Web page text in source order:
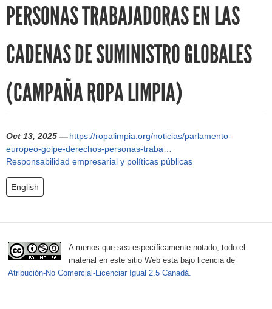
PERSONAS TRABAJADORAS EN LAS
CADENAS DE SUMINISTRO GLOBALES
(CAMPAÑA ROPA LIMPIA)
Oct 13, 2025 —https://ropalimpia.org/noticias/parlamento-
europeo-golpe-derechos-personas-traba…
Responsabilidad empresarial y políticas públicas
English
c
h
f
o
m
A menos que sea específicamente notado, todo el
material en este sitio Web esta bajo licencia de
Atribución-No Comercial-Licenciar Igual 2.5 Canadá.